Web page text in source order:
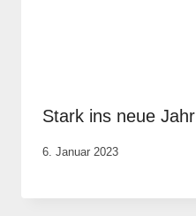
Stark ins neue Jahr
Von
Justh
6. Januar 2023